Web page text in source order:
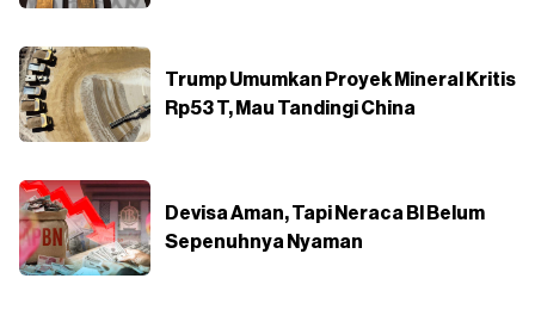
Trump Umumkan Proyek Mineral Kritis
Rp53 T, Mau Tandingi China
Devisa Aman, Tapi Neraca BI Belum
Sepenuhnya Nyaman